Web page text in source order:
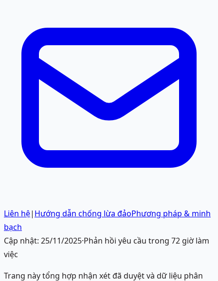
Liên hệ| Hướng dẫn chống lừa đảoPhương pháp & minh
bạch
Cập nhật: 25/11/2025·Phản hồi yêu cầu trong 72 giờ làm
việc
Trang này tổng hợp nhận xét đã duyệt và dữ liệu phân